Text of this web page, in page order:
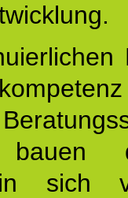
sich